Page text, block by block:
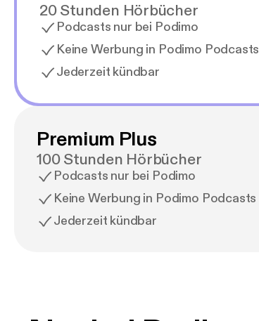
20 Stunden Hörbücher
Podcasts nur bei Podimo
Keine Werbung in Podimo Podcasts
Jederzeit kündbar
Premium Plus
100 Stunden Hörbücher
Podcasts nur bei Podimo
Keine Werbung in Podimo Podcasts
Jederzeit kündbar